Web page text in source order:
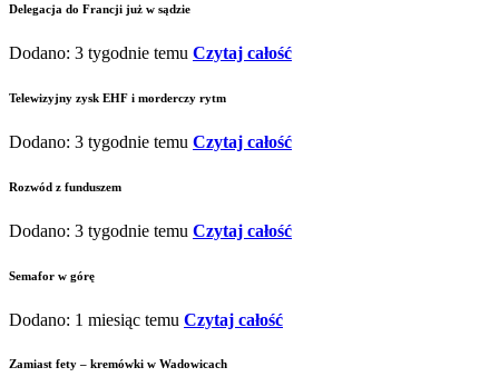
Delegacja do Francji już w sądzie
Dodano: 3 tygodnie temu Czytaj całość
Telewizyjny zysk EHF i morderczy rytm
Dodano: 3 tygodnie temu Czytaj całość
Rozwód z funduszem
Dodano: 3 tygodnie temu Czytaj całość
Semafor w górę
Dodano: 1 miesiąc temu Czytaj całość
Zamiast fety – kremówki w Wadowicach